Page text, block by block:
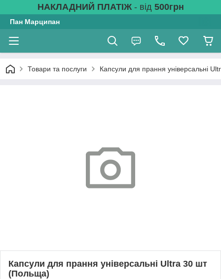
НАКЛАДНИЙ ПЛАТІЖ- від 500грн
Пан Марципан
Товари та послуги Капсули для прання універсальні
Капсули для прання універсальні Ultra 30 шт
(Польща)